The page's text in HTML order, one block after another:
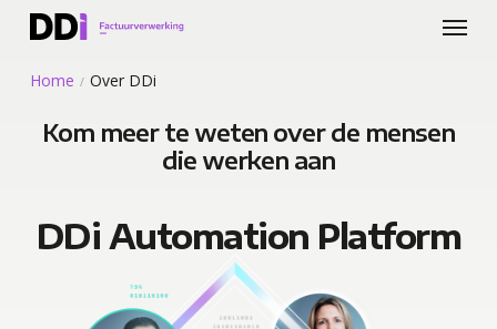
main
Menu
Home / Over DDi
Kom meer te weten over de mensen
die werken aan
DDi Automation Platform